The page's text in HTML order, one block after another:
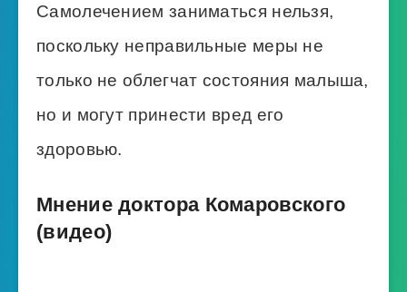
Самолечением заниматься нельзя,
поскольку неправильные меры не
только не облегчат состояния малыша,
но и могут принести вред его
здоровью.
Мнение доктора Комаровского
(видео)